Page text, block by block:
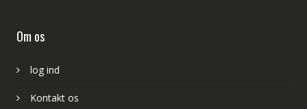
Om os
log ind
Kontakt os